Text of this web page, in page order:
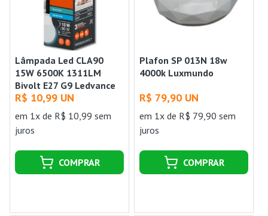
Lâmpada Led CLA90
15W 6500K 1311LM
Bivolt E27 G9 Ledvance
R$ 10,99 UN
em 1x de R$ 10,99 sem
juros
COMPRAR
Plafon SP 013N 18w
4000k Luxmundo
R$ 79,90 UN
em 1x de R$ 79,90 sem
juros
COMPRAR